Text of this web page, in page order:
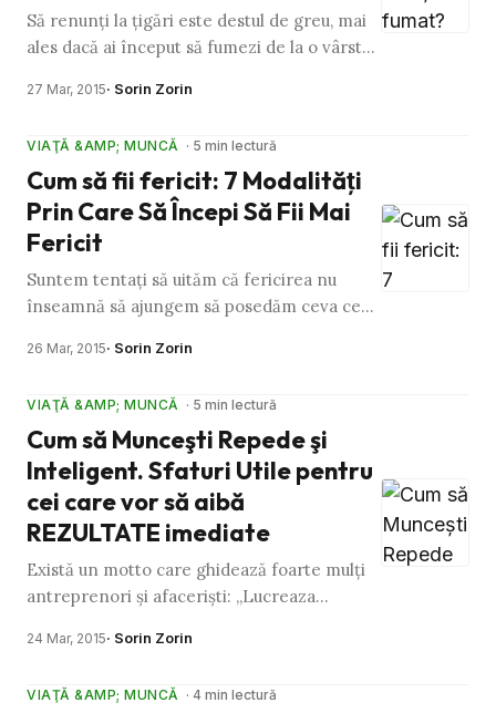
Să renunţi la ţigări este destul de greu, mai
ales dacă ai început să fumezi de la o vârstă
ceva ani …
27 Mar, 2015· Sorin Zorin
VIAŢĂ &AMP; MUNCĂ · 5 min lectură
Cum să fii fericit: 7 Modalităţi
Prin Care Să Începi Să Fii Mai
Fericit
Suntem tentaţi să uităm că fericirea nu
înseamnă să ajungem să posedăm ceva ce
identificăm şi să ne bucurăm …
26 Mar, 2015· Sorin Zorin
VIAŢĂ &AMP; MUNCĂ · 5 min lectură
Cum să Munceşti Repede şi
Inteligent. Sfaturi Utile pentru
cei care vor să aibă
REZULTATE imediate
Există un motto care ghidează foarte mulţi
antreprenori şi afacerişti: „Lucreaza
adevărat acest lucru? …
24 Mar, 2015· Sorin Zorin
VIAŢĂ &AMP; MUNCĂ · 4 min lectură